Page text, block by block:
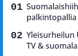
Yleisurheilun
TV &